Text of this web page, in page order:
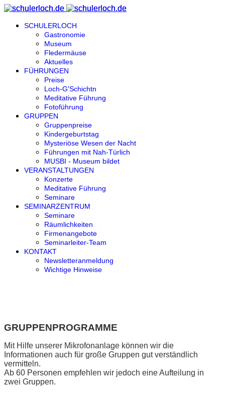
SCHULERLOCH
Gastronomie
Museum
Fledermäuse
Aktuelles
FÜHRUNGEN
Preise
Loch-G'Schichtn
Meditative Führung
Fotoführung
GRUPPEN
Gruppenpreise
Kindergeburtstag
Mysteriöse Wesen der Nacht
Führungen mit Nah-Türlich
MUSBI - Museum bildet
VERANSTALTUNGEN
Konzerte
Meditative Führung
Seminare
SEMINARZENTRUM
Seminare
Räumlichkeiten
Firmenangebote
Seminarleiter-Team
KONTAKT
Newsletteranmeldung
Wichtige Hinweise
GRUPPENPROGRAMME
Mit Hilfe unserer Mikrofonanlage können wir die
Informationen auch für große Gruppen gut verständlich
vermitteln.
Ab 60 Personen empfehlen wir jedoch eine Aufteilung in
zwei Gruppen.